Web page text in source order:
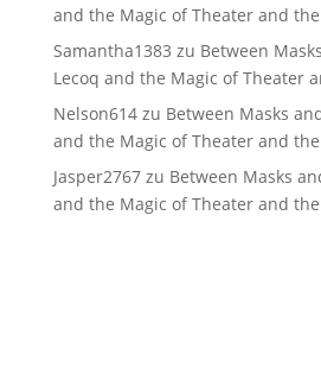
and the Magic of Theater and
Samantha1383 zu Between
Lecoq and the Magic of Theater
Nelson614zu Between Masks
and the Magic of Theater and
Jasper2767zu Between Masks
and the Magic of Theater and